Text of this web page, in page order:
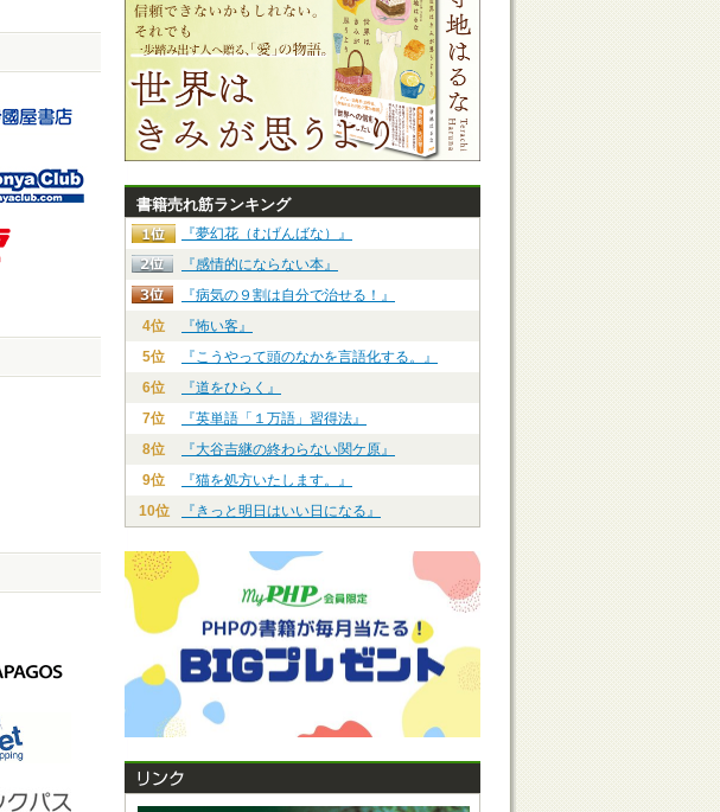
書籍売れ筋ランキング
『夢幻花（むげんばな）』
『感情的にならない本』
『病気の９割は自分で治せる！』
4位
『怖い客』
5位
『こうやって頭のなかを言語化する。』
6位
『道をひらく』
7位
『英単語「１万語」習得法』
8位
『大谷吉継の終わらない関ケ原』
9位
『猫を処方いたします。』
10位
『きっと明日はいい日になる』